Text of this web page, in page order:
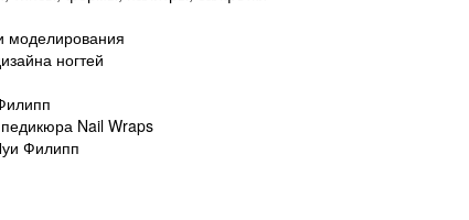
моделирования
ногтей
Nail Wraps
Филипп